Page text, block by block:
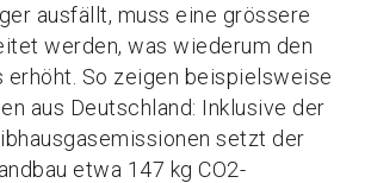
ausfällt, muss eine grössere
werden, was wiederum den
erhöht. So zeigen beispielsweise
aus Deutschland: Inklusive der
setzt der
etwa 147 kg CO2-